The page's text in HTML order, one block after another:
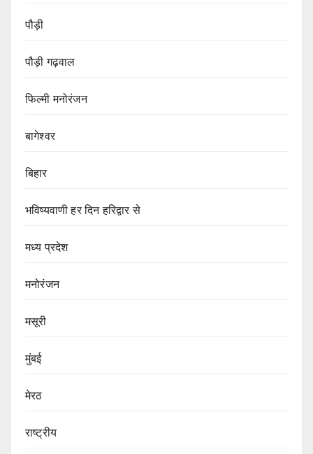
पौड़ी
पौड़ी गढ़वाल
फिल्मी मनोरंजन
बागेश्वर
बिहार
भविष्यवाणी हर दिन हरिद्वार से
मध्य प्रदेश
मनोरंजन
मसूरी
मुंबई
मेरठ
राष्ट्रीय